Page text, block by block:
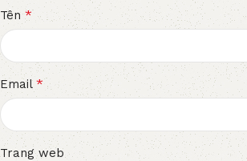
Tên*
Email *
Trang web